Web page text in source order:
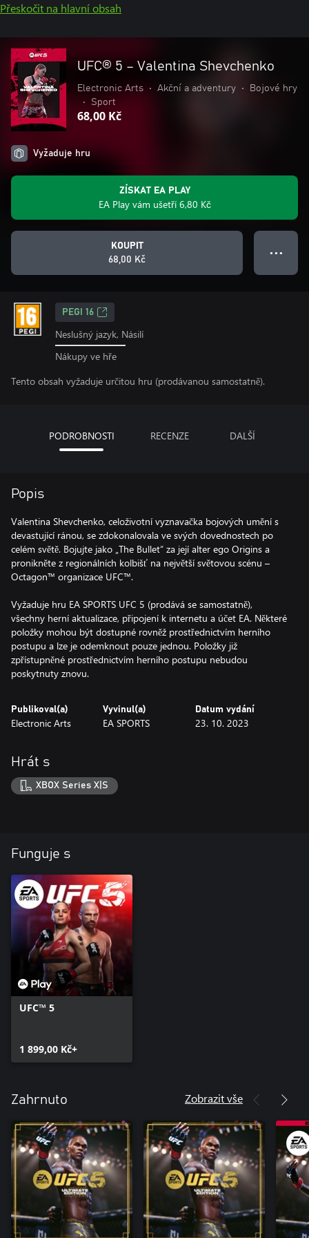
Přeskočit na hlavní obsah
UFC® 5 – Valentina Shevchenko
Electronic Arts • Akční a adventury •
Bojové hry
•
Sport
68,00 Kč
Vyžaduje hru
ZÍSKAT EA PLAY
EA Play vám ušetří 6,80 Kč
KOUPIT
68,00 Kč
● ● ●
PEGI 16
Neslušný jazyk, Násilí
Nákupy ve hře
Tento obsah vyžaduje určitou hru (prodávanou samostatně).
PODROBNOSTI RECENZE DALŠÍ
Popis
Valentina Shevchenko, celoživotní vyznavačka bojových umění s
devastující ránou, se zdokonalovala ve svých dovednostech po
celém světě. Bojujte jako „The Bullet“ za její alter ego Origins a
pronikněte z regionálních kolbišť na největší světovou scénu –
Octagon™ organizace UFC™.
Vyžaduje hru EA SPORTS UFC 5 (prodává se samostatně),
všechny herní aktualizace, připojení k internetu a účet EA. Některé
položky mohou být dostupné rovněž prostřednictvím herního
postupu a lze je odemknout pouze jednou. Položky již
zpřístupněné prostřednictvím herního postupu nebudou
poskytnuty znovu.
Publikoval(a)
Electronic Arts
Vyvinul(a)
EA SPORTS
Datum vydání
23. 10. 2023
Hrát s
XBOX Series X|S
Funguje s
UFC™ 5
1 899,00 Kč+
Zahrnuto Zobrazit vše